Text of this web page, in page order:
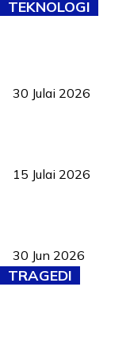
TEKNOLOGI
30 Julai 2026
15 Julai 2026
30 Jun 2026
TRAGEDI